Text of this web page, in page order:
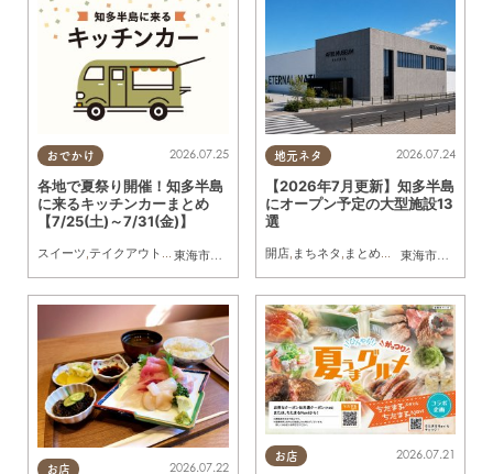
おでかけ
東海市
,大府市 知多市, 東浦町,阿久比町,半田市,常滑市
2026.07.25
各地で夏祭り開催！知多半島
に来るキッチンカーまとめ
【7/25(土)～7/31(金)】
スイーツ テイクアウト キッチンカー イベント まとめ記事
地元ネタ
東海市
,大府市
2026.07.24
【2026年7月更新】知多半島
にオープン予定の大型施設13
選
開店, まちネタ まとめ記事
お店 2026.07.22
お店 2026.07.21